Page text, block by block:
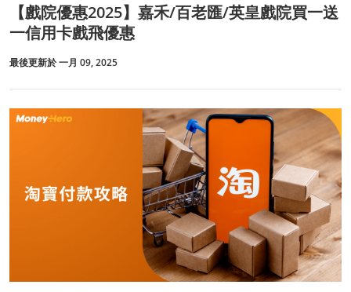
【戲院優惠2025】嘉禾/百老匯/英皇戲院買一送
一信用卡戲飛優惠
最後更新於 一月 09, 2025